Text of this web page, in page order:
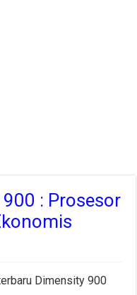
: Prosesor
Dimensity 900